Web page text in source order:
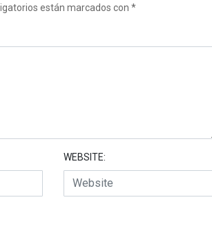
están marcados con *
WEBSITE: